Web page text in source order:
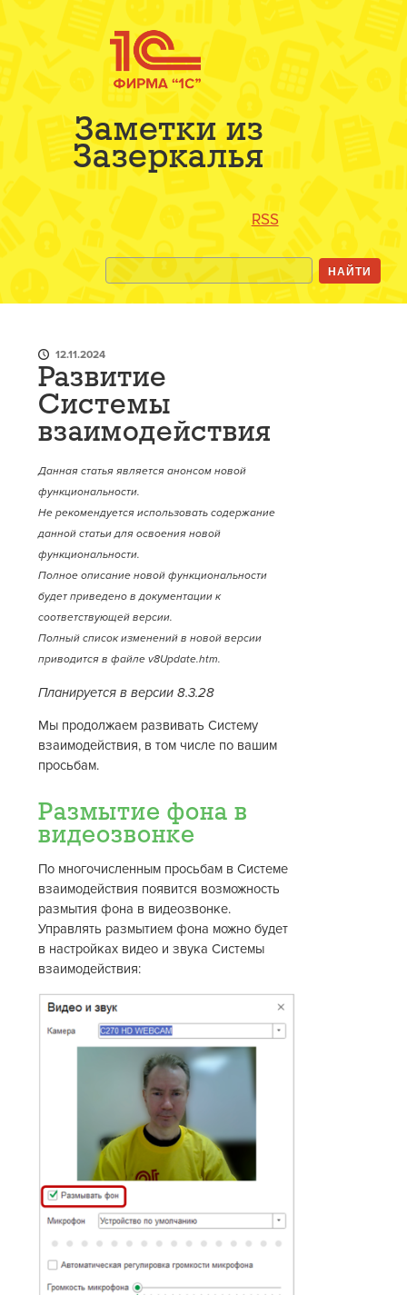
Заметки из
Зазеркалья
RSS
12.11.2024
Развитие
Системы
взаимодействия
Данная статья является анонсом новой
функциональности.
Не рекомендуется использовать содержание
данной статьи для освоения новой
функциональности.
Полное описание новой функциональности
будет приведено в документации к
соответствующей версии.
Полный список изменений в новой версии
приводится в файле v8Update.htm.
Планируется в версии 8.3.28
Мы продолжаем развивать Систему
взаимодействия, в том числе по вашим
просьбам.
Размытие фона в
видеозвонке
По многочисленным просьбам в Системе
взаимодействия появится возможность
размытия фона в видеозвонке.
Управлять размытием фона можно будет
в настройках видео и звука Системы
взаимодействия: